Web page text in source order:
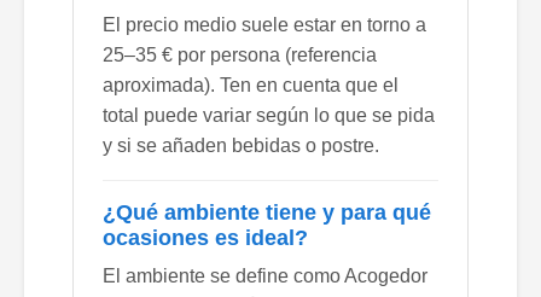
El precio medio suele estar en torno a
25–35 € por persona (referencia
aproximada). Ten en cuenta que el
total puede variar según lo que se pida
y si se añaden bebidas o postre.
¿Qué ambiente tiene y para qué
ocasiones es ideal?
El ambiente se define como Acogedor